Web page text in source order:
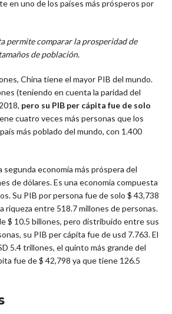
en uno de los países más prósperos por
permite comparar la prosperidad de
de población.
China tiene el mayor PIB del mundo.
(teniendo en cuenta la paridad del
pero su PIB per cápita fue de solo
cuatro veces más personas que los
más poblado del mundo, con 1.400
segunda economía más próspera del
de dólares. Es una economía compuesta
Su PIB por persona fue de solo $ 43,738
riqueza entre 518.7 millones de personas.
$ 10.5 billones, pero distribuido entre sus
su PIB per cápita fue de usd 7.763. El
5.4 trillones, el quinto más grande del
fue de $ 42,798 ya que tiene 126.5